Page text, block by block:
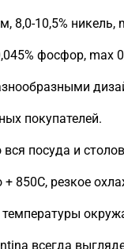
10,5% никель,
фосфор, max
покупателей.
посуда и
850C, резкое
всегда